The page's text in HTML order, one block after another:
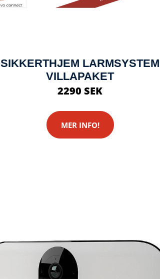
SIKKERTHJEM LARMSYSTEM
VILLAPAKET
2290 SEK
MER INFO!